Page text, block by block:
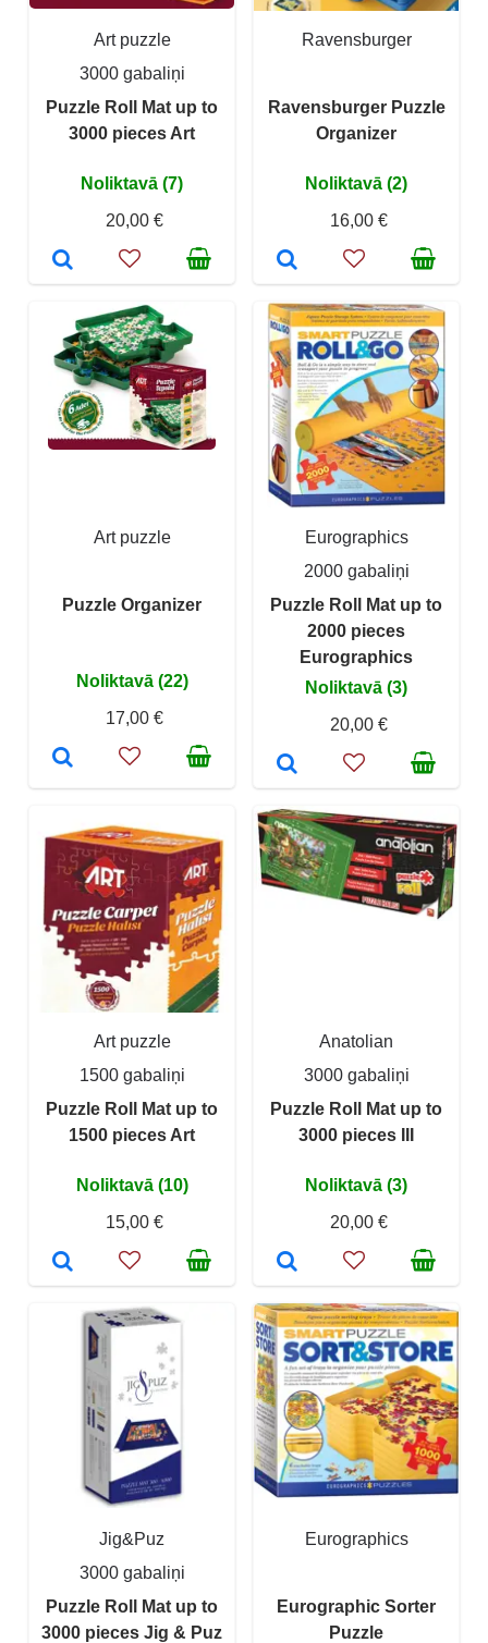
Art puzzle
3000 gabaliņi
Puzzle Roll Mat up to
3000 pieces Art
Noliktavā (7)
20,00 €
Ravensburger
Ravensburger Puzzle
Organizer
Noliktavā (2)
16,00 €
Art puzzle
Puzzle Organizer
Noliktavā (22)
17,00 €
Eurographics
2000 gabaliņi
Puzzle Roll Mat up to
2000 pieces
Eurographics
Noliktavā (3)
20,00 €
Art puzzle
1500 gabaliņi
Puzzle Roll Mat up to
1500 pieces Art
Noliktavā (10)
15,00 €
Anatolian
3000 gabaliņi
Puzzle Roll Mat up to
3000 pieces III
Noliktavā (3)
20,00 €
Jig&Puz
3000 gabaliņi
Puzzle Roll Mat up to
3000 pieces Jig & Puz
Eurographics
Eurographic Sorter
Puzzle